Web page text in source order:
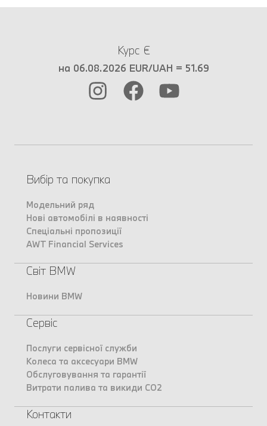
Курс €
на 06.08.2026 EUR/UAH = 51.69
Вибір та покупка
Модельний ряд
Нові автомобілі в наявності
Спеціальні пропозиції
AWT Financial Services
Світ BMW
Новини BMW
Сервіс
Послуги сервісної служби
Колеса та аксесуари BMW
Обслуговування та гарантії
Витрати палива та викиди CO2
Контакти